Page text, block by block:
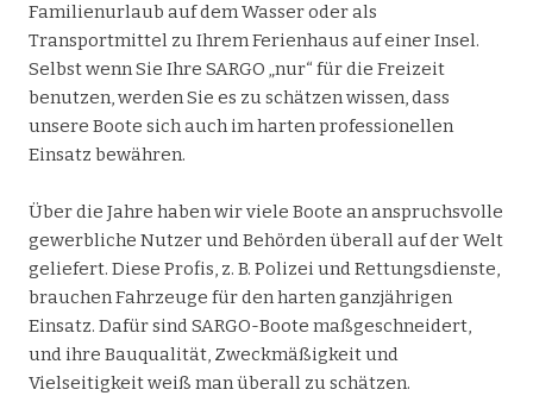
Familienurlaub auf dem Wasser oder als
Transportmittel zu Ihrem Ferienhaus auf einer Insel.
Selbst wenn Sie Ihre SARGO „nur“ für die Freizeit
benutzen, werden Sie es zu schätzen wissen, dass
unsere Boote sich auch im harten professionellen
Einsatz bewähren.
Über die Jahre haben wir viele Boote an anspruchsvolle
gewerbliche Nutzer und Behörden überall auf der Welt
geliefert. Diese Profis, z. B. Polizei und Rettungsdienste,
brauchen Fahrzeuge für den harten ganzjährigen
Einsatz. Dafür sind SARGO-Boote maßgeschneidert,
und ihre Bauqualität, Zweckmäßigkeit und
Vielseitigkeit weiß man überall zu schätzen.